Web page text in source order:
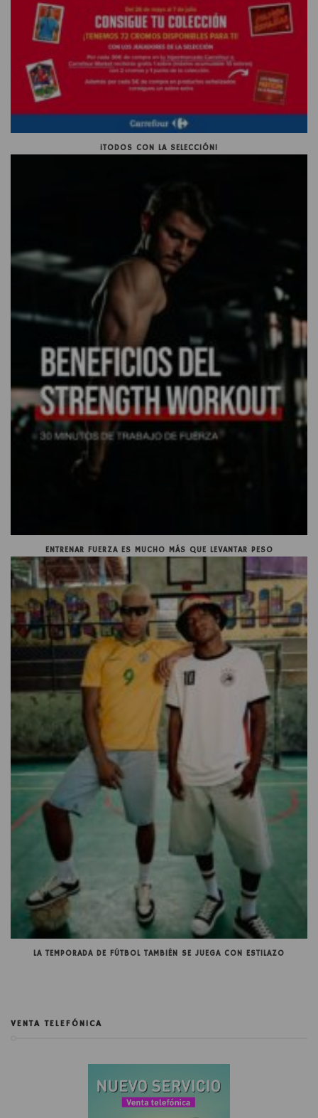
¡TODOS CON LA SELECCIÓN!
ENTRENAR FUERZA ES MUCHO MÁS QUE LEVANTAR PESO
LA TEMPORADA DE FÚTBOL TAMBIÉN SE JUEGA CON ESTILAZO
VENTA TELEFÓNICA